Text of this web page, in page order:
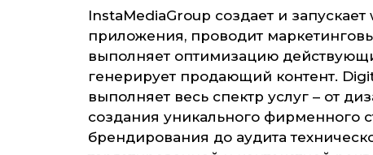
InstaMediaGroup создает и
приложения, проводит
выполняет оптимизацию
генерирует продающий контент.
выполняет весь спектр услуг – от
создания уникального фирменного
брендирования до аудита